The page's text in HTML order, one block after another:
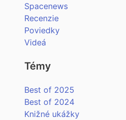
Spacenews
Recenzie
Poviedky
Videá
Témy
Best of 2025
Best of 2024
Knižné ukážky